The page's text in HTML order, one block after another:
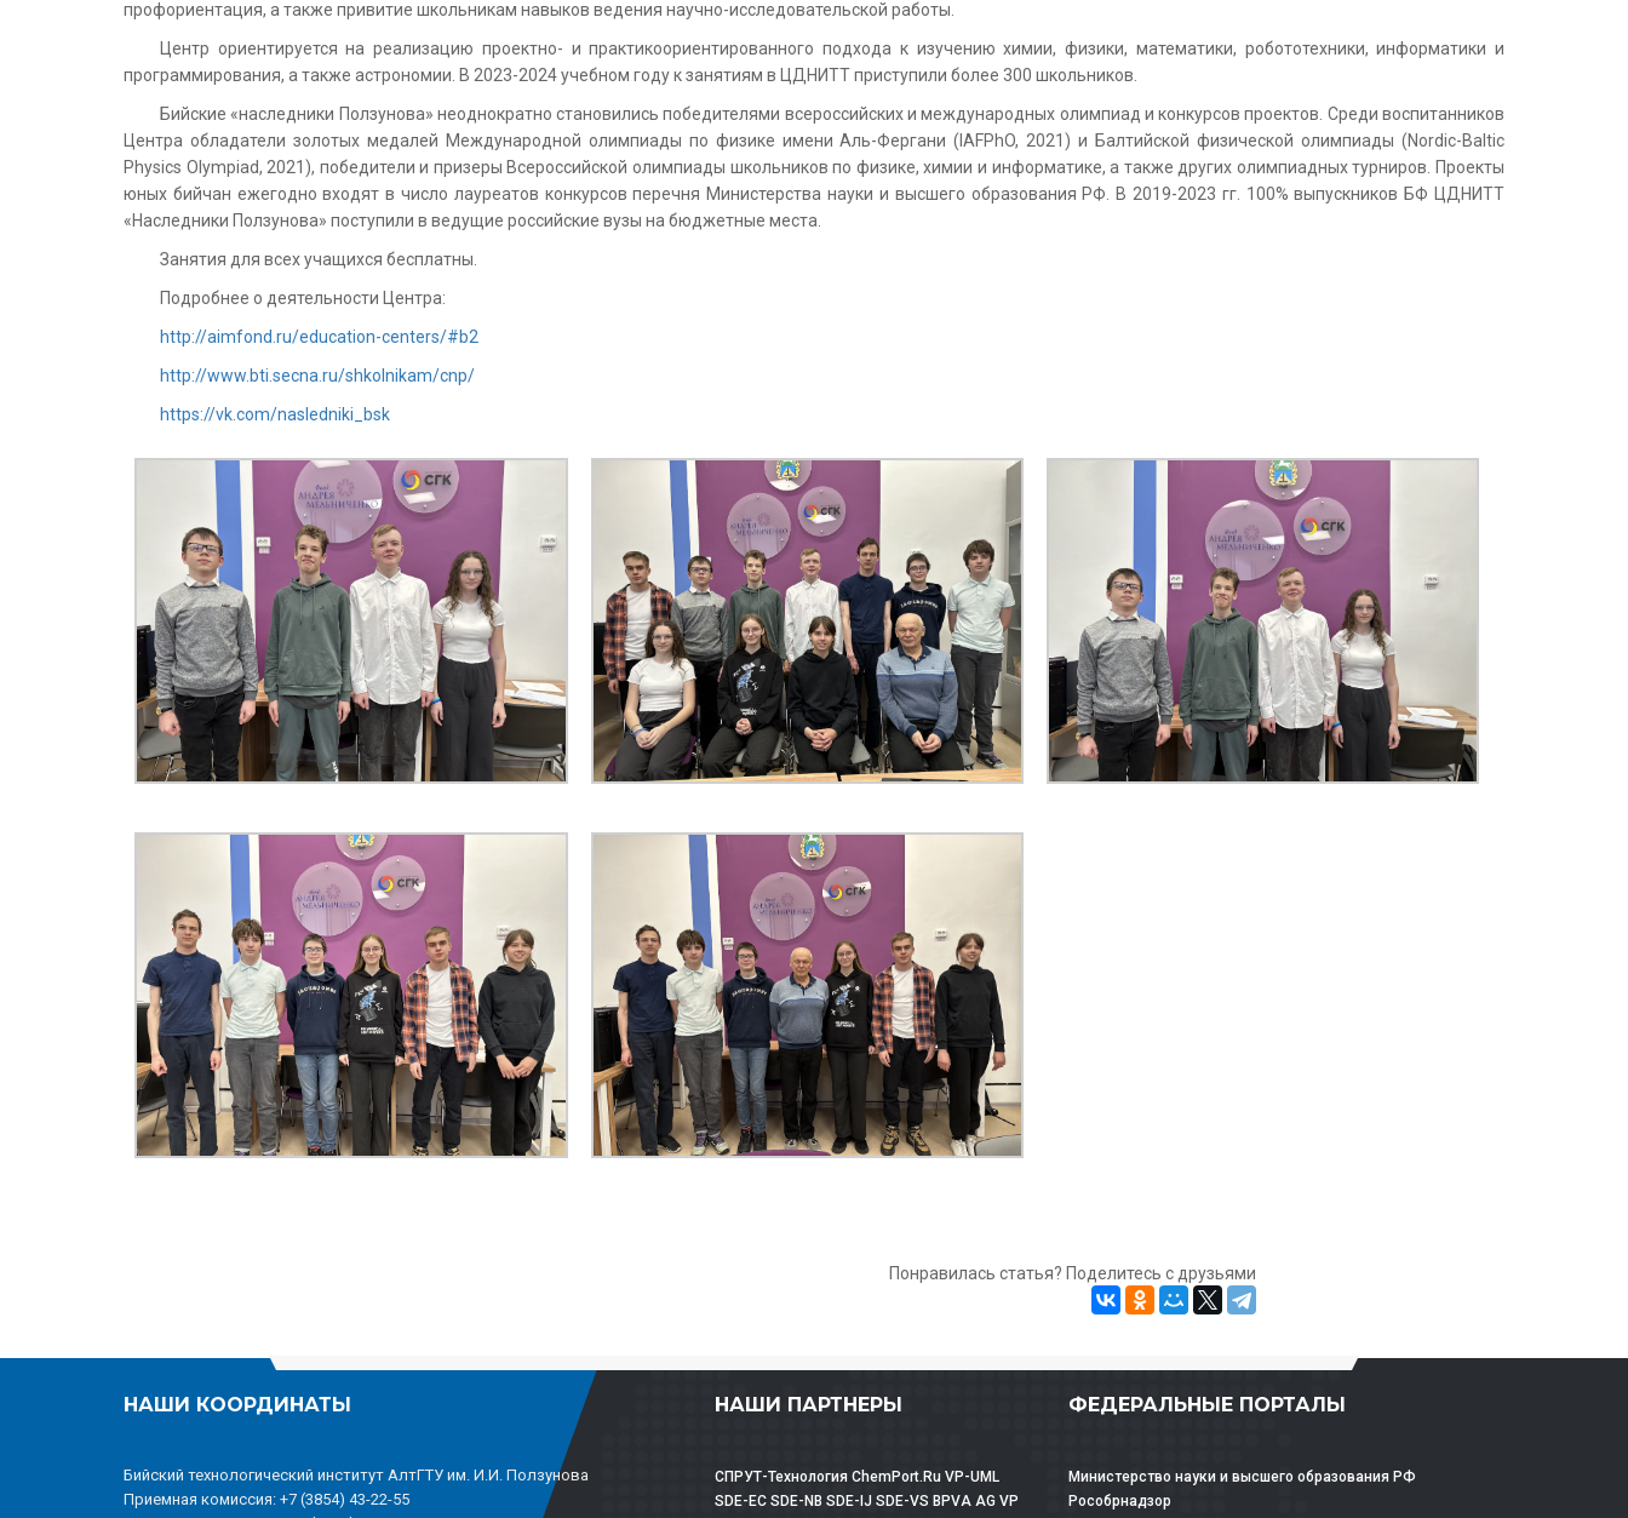
профориентация, а также привитие школьникам навыков ведения научно-исследовательской работы.
Центр ориентируется на реализацию проектно- и практикоориентированного подхода к изучению химии, физики, математики, робототехники, информатики и
программирования, а также астрономии. В 2023-2024 учебном году к занятиям в ЦДНИТТ приступили более 300 школьников.
Бийские «наследники Ползунова» неоднократно становились победителями всероссийских и международных олимпиад и конкурсов проектов. Среди воспитанников
Центра обладатели золотых медалей Международной олимпиады по физике имени Аль-Фергани (IAFPhO, 2021) и Балтийской физической олимпиады (Nordic-Baltic
Physics Olympiad, 2021), победители и призеры Всероссийской олимпиады школьников по физике, химии и информатике, а также других олимпиадных турниров. Проекты
юных бийчан ежегодно входят в число лауреатов конкурсов перечня Министерства науки и высшего образования РФ. В 2019-2023 гг. 100% выпускников БФ ЦДНИТТ
«Наследники Ползунова» поступили в ведущие российские вузы на бюджетные места.
Занятия для всех учащихся бесплатны.
Подробнее о деятельности Центра:
http://aimfond.ru/education-centers/#b2
http://www.bti.secna.ru/shkolnikam/cnp/
https://vk.com/nasledniki_bsk
Понравилась статья? Поделитесь с друзьями
НАШИ КООРДИНАТЫ
Бийский технологический институт АлтГТУ им. И.И. Ползунова
Приемная комиссия: +7 (3854) 43-22-55
НАШИ ПАРТНЕРЫ
СПРУТ-Технология ChemPort.Ru VP-UML
SDE-EC SDE-NB SDE-IJ SDE-VS BPVA AG VP
ФЕДЕРАЛЬНЫЕ ПОРТАЛЫ
Министерство науки и высшего образования РФ
Рособрнадзор